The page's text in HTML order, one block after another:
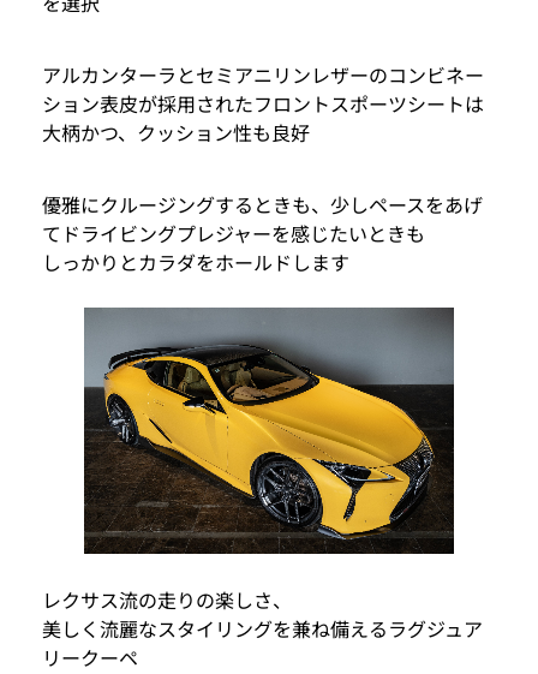
アルカンターラとセミアニリンレザーのコンビネー
ション表皮が採用されたフロントスポーツシートは
大柄かつ、クッション性も良好
優雅にクルージングするときも、少しペースをあげ
てドライビングプレジャーを感じたいときも
しっかりとカラダをホールドします
レクサス流の走りの楽しさ、
美しく流麗なスタイリングを兼ね備えるラグジュア
リークーペ